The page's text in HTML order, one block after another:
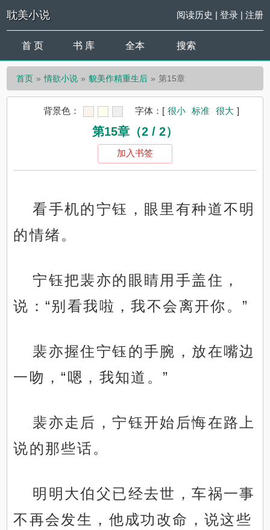
耽美小说 阅读历史 | 登录| 注册
首 页 书 库 全本 搜索
首页 情欲小说 貌美作精重生后 第15章
背景色： 字体： [ 很小 标准 很大 ]
第15章（2 / 2）
加入书签
看手机的宁钰，眼里有种道不明
的情绪。
宁钰把裴亦的眼睛用手盖住，
说：“别看我啦，我不会离开你。”
裴亦握住宁钰的手腕，放在嘴边
一吻，“嗯，我知道。”
裴亦走后，宁钰开始后悔在路上
说的那些话。
明明大伯父已经去世，车祸一事
不再会发生，他成功改命，说这些